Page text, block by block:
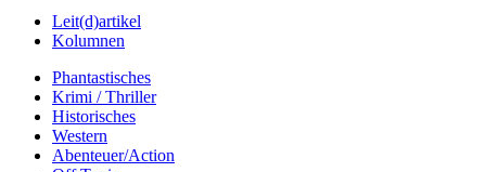
Leit(d)artikel
Kolumnen
Phantastisches
Krimi / Thriller
Historisches
Western
Abenteuer/Action